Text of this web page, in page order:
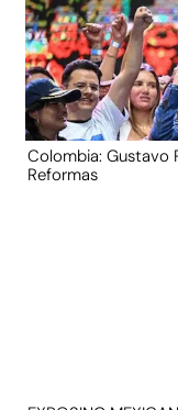
Colombia: Gustavo
Reformas